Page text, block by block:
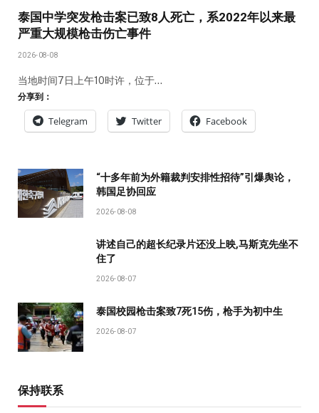
泰国中学突发枪击案已致8人死亡，系2022年以来最
严重大规模枪击伤亡事件
2026-08-08
当地时间7日上午10时许，位于…
分享到：
Telegram Twitter Facebook
“十多年前为外籍裁判安排性招待”引爆舆论，
韩国足协回应
2026-08-08
讲述自己的超长纪录片还没上映,马斯克先坐不
住了
2026-08-07
泰国校园枪击案致7死15伤，枪手为初中生
2026-08-07
保持联系